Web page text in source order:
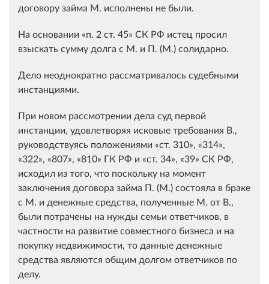
договору займа М. исполнены не были.
На основании п. 2 ст. 45 СК РФ истец просил
взыскать сумму долга с М. и П. (М.) солидарно.
Дело неоднократно рассматривалось судебными
инстанциями.
При новом рассмотрении дела суд первой
инстанции, удовлетворяя исковые требования В.,
руководствуясь положениями
ст. 310 , 314 ,
322 , 807 , 810 ГК РФ и ст. 34 , 39 СК РФ,
исходил из того, что поскольку на момент
заключения договора займа П. (М.) состояла в браке
с М. и денежные средства, полученные М. от В.,
были потрачены на нужды семьи ответчиков, в
частности на развитие совместного бизнеса и на
покупку недвижимости, то данные денежные
средства являются общим долгом ответчиков по
делу.